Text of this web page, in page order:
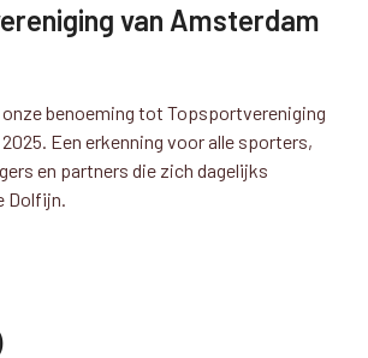
van Amsterdam
benoeming tot Topsportvereniging
Een erkenning voor alle sporters,
en partners die zich dagelijks
Dolfijn.